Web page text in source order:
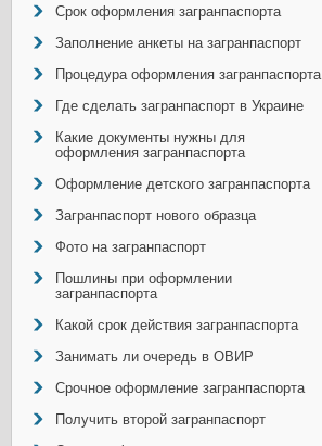
Срок оформления загранпаспорта
Заполнение анкеты на загранпаспорт
Процедура оформления загранпаспорта
Где сделать загранпаспорт в Украине
Какие документы нужны для
оформления загранпаспорта
Оформление детского загранпаспорта
Загранпаспорт нового образца
Фото на загранпаспорт
Пошлины при оформлении
загранпаспорта
Какой срок действия загранпаспорта
Занимать ли очередь в ОВИР
Срочное оформление загранпаспорта
Получить второй загранпаспорт